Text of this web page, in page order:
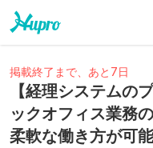
掲載終了まで、あと7日
【経理システムの
ックオフィス業務
柔軟な働き方が可